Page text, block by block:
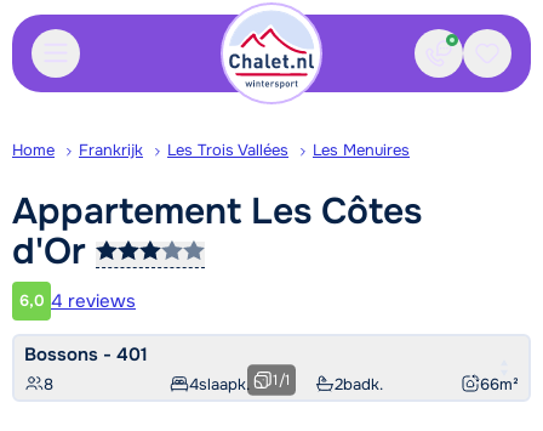
Contact
Home Frankrijk Les Trois Vallées Les Menuires
Appartement Les Côtes
d'Or
Klantwaardering
6,0 4 reviews
Bossons - 401
8 4slaapk. 2badk. 66m²
1/1